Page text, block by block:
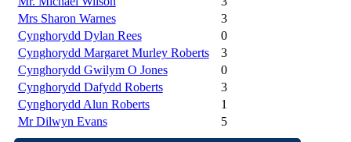
Mrs Sharon Warnes
3
Cynghorydd Dylan Rees
0
Cynghorydd Margaret Murley Roberts
3
Cynghorydd Gwilym O Jones
0
Cynghorydd Dafydd Roberts
3
Cynghorydd Alun Roberts
1
Mr Dilwyn Evans
5